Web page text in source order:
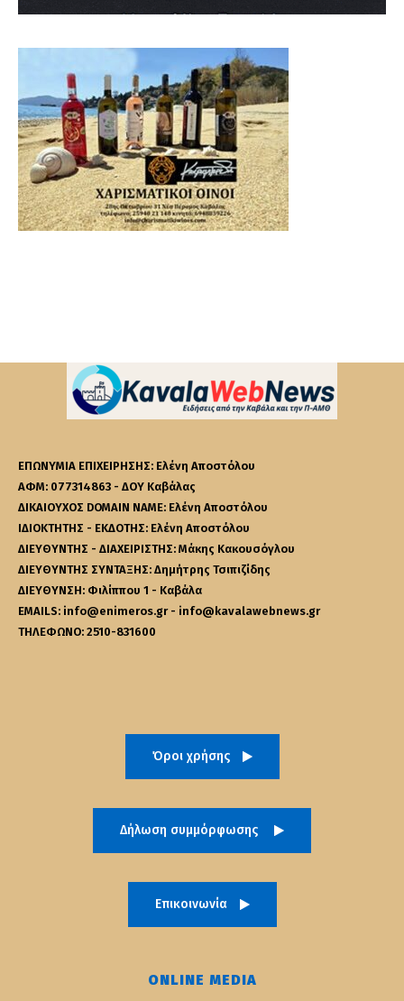
ΕΠΩΝΥΜΙΑ ΕΠΙΧΕΙΡΗΣΗΣ: Ελένη Αποστόλου
ΑΦΜ: 077314863 - ΔΟΥ Καβάλας
ΔΙΚΑΙΟΥΧΟΣ DOMAIN NAME: Ελένη Αποστόλου
ΙΔΙΟΚΤΗΤΗΣ - ΕΚΔΟΤΗΣ: Ελένη Αποστόλου
ΔΙΕΥΘΥΝΤΗΣ - ΔΙΑΧΕΙΡΙΣΤΗΣ: Μάκης Κακουσόγλου
ΔΙΕΥΘΥΝΤΗΣ ΣΥΝΤΑΞΗΣ: Δημήτρης Τσιπιζίδης
ΔΙΕΥΘΥΝΣΗ: Φιλίππου 1 - Καβάλα
EMAILS: info@enimeros.gr - info@kavalawebnews.gr
ΤΗΛΕΦΩΝΟ: 2510-831600
Όροι χρήσης
Δήλωση συμμόρφωσης
Επικοινωνία
ONLINE MEDIA